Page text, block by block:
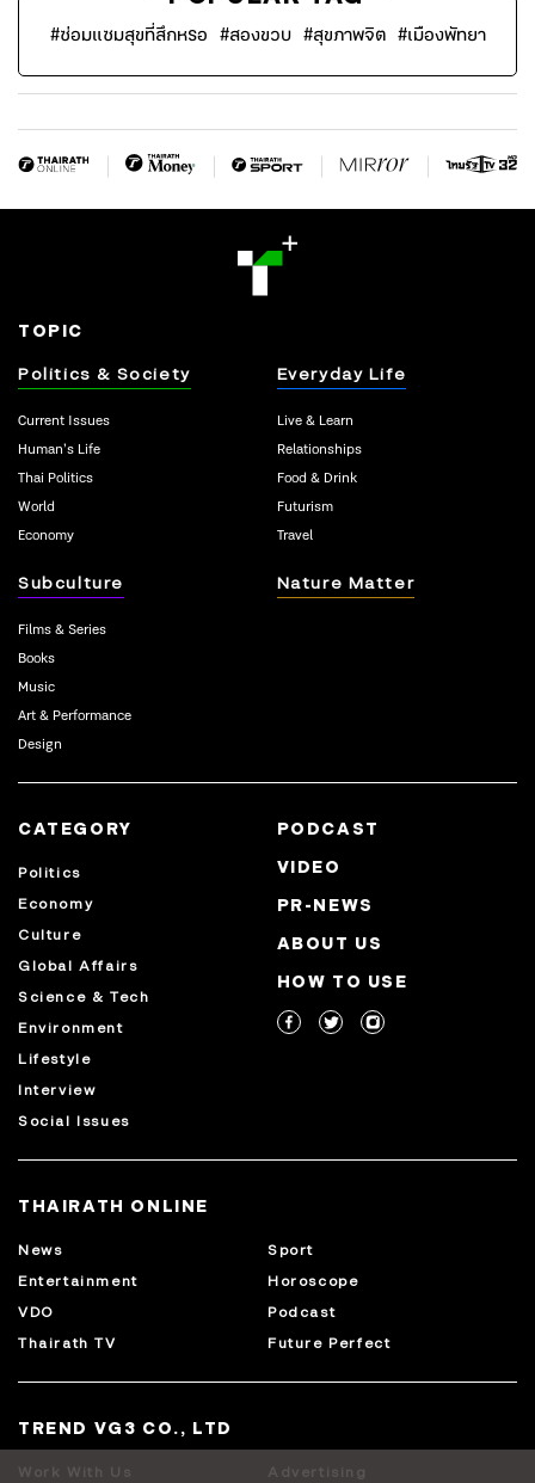
#ซ่อมแซมสุขที่สึกหรอ #สองขวบ #สุขภาพจิต #เมืองพัทยา
TOPIC
Politics & Society
Current Issues
Human’s Life
Thai Politics
World
Economy
Everyday Life
Live & Learn
Relationships
Food & Drink
Futurism
Travel
Subculture
Films & Series
Books
Music
Art & Performance
Design
Nature Matter
CATEGORY
Politics
Economy
Culture
Global Affairs
Science & Tech
Environment
Lifestyle
Interview
Social Issues
PODCAST
VIDEO
PR-NEWS
ABOUT US
HOW TO USE
THAIRATH ONLINE
News
Sport
Entertainment
Horoscope
VDO
Podcast
Thairath TV
Future Perfect
TREND VG3 CO., LTD
Work With Us Advertising